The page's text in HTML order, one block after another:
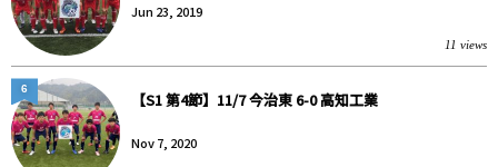
Jun 23, 2019
11 views
【S1 第4節】11/7 今治東 6-0 高知工業
Nov 7, 2020
6